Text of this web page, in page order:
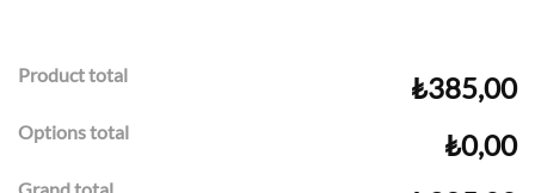
Product total ₺385,00
Options total ₺0,00
Grand total